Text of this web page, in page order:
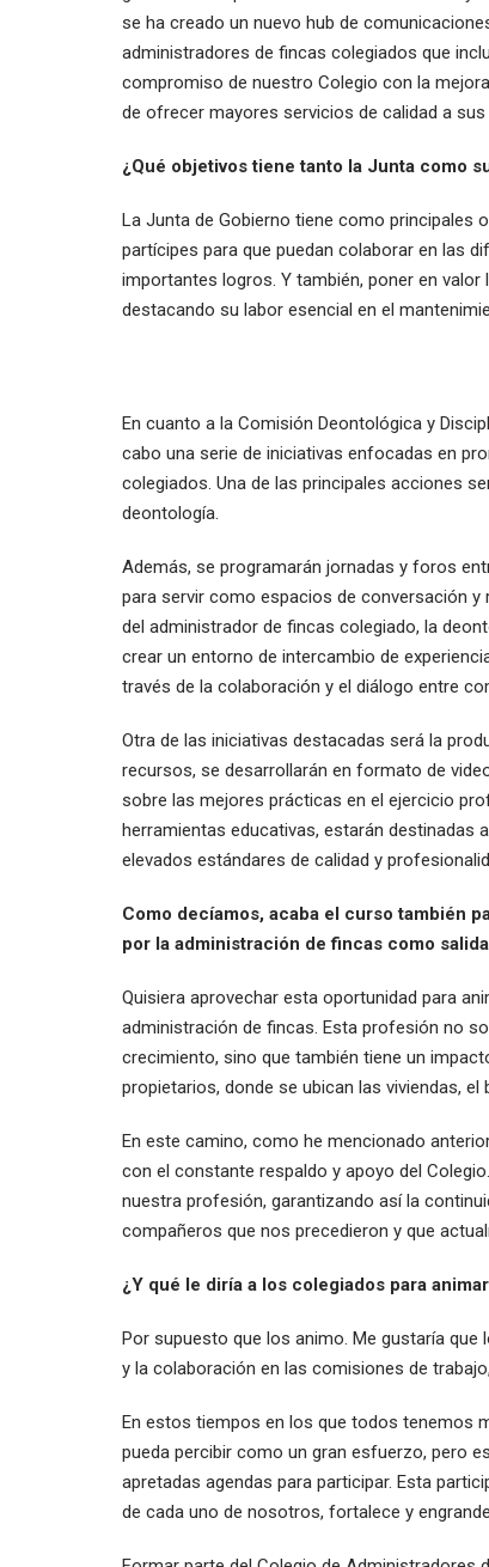
se ha creado un nuevo hub de
administradores de fincas colegiados que
compromiso de nuestro Colegio con la
de ofrecer mayores servicios de calidad a
¿Qué objetivos tiene tanto la Junta como
La Junta de Gobierno tiene como principales
partícipes para que puedan colaborar en las
importantes logros. Y también, poner en
destacando su labor esencial en el
En cuanto a la Comisión Deontológica y
cabo una serie de iniciativas enfocadas en
colegiados. Una de las principales acciones
deontología.
Además, se programarán jornadas y foros
para servir como espacios de conversación
del administrador de fincas colegiado, la
crear un entorno de intercambio de
través de la colaboración y el diálogo entre
Otra de las iniciativas destacadas será la
recursos, se desarrollarán en formato de
sobre las mejores prácticas en el ejercicio
herramientas educativas, estarán destinadas
elevados estándares de calidad y
Como decíamos, acaba el curso también
por la administración de fincas como
Quisiera aprovechar esta oportunidad para
administración de fincas. Esta profesión no
crecimiento, sino que también tiene un
propietarios, donde se ubican las viviendas,
En este camino, como he mencionado
con el constante respaldo y apoyo del
nuestra profesión, garantizando así la
compañeros que nos precedieron y que
¿Y qué le diría a los colegiados para
Por supuesto que los animo. Me gustaría
y la colaboración en las comisiones de
En estos tiempos en los que todos tenemos
pueda percibir como un gran esfuerzo, pero
apretadas agendas para participar. Esta
de cada uno de nosotros, fortalece y